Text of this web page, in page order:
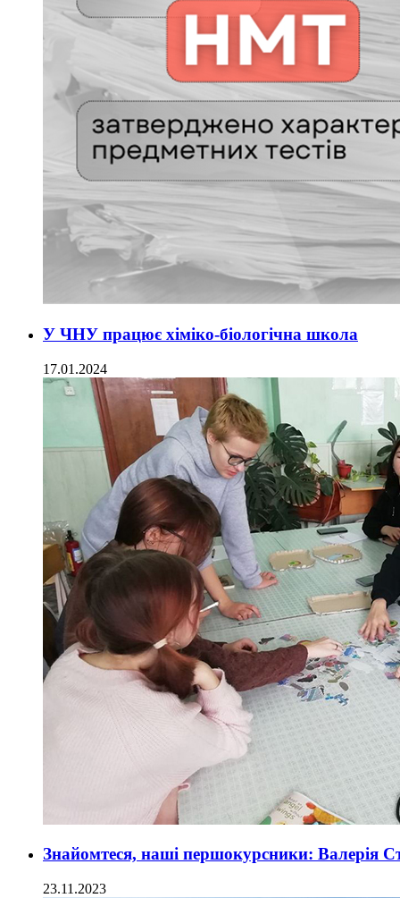
У ЧНУ працює хіміко-біологічна школа
17.01.2024
Знайомтеся, наші першокурсники: Валерія
23.11.2023